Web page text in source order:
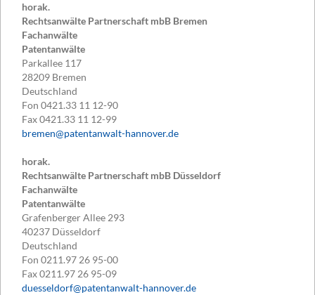
horak.
Rechtsanwälte Partnerschaft mbB Bremen
Fachanwälte
Patentanwälte
Parkallee 117
28209 Bremen
Deutschland
Fon 0421.33 11 12-90
Fax0421.33 11 12-99
bremen@patentanwalt-hannover.de
horak.
Rechtsanwälte Partnerschaft mbB Düsseldorf
Fachanwälte
Patentanwälte
Grafenberger Allee 293
40237 Düsseldorf
Deutschland
Fon 0211.97 26 95-00
Fax0211.97 26 95-09
duesseldorf@patentanwalt-hannover.de